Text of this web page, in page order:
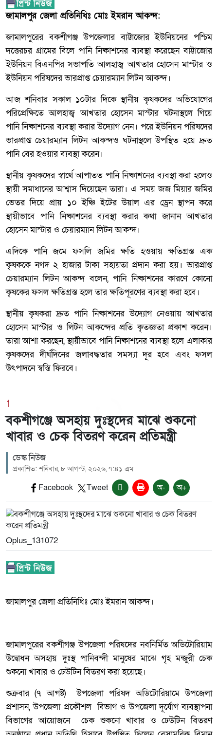
জামালপুর জেলা প্রতিনিধিঃ মোঃ ইমরান আকন্দ:
জামালপুরের বকশীগঞ্জ উপজেলার বাট্টাজোর ইউনিয়নের পশ্চিম
দত্তেরচর গ্রামের বিলে পানি নিষ্কাশনের ব্যবস্থা করেছেন বাট্টাজোর
ইউনিয়ন বিএনপির সভাপতি আলহাজ্ব আখতার হোসেন মাস্টার ও
ইউনিয়ন পরিষদের ভারপ্রাপ্ত চেয়ারম্যান লিটন আকন্দ।
আজ শনিবার সকাল ১০টার দিকে স্থানীয় কৃষকদের অভিযোগের
পরিপ্রেক্ষিতে আলহাজ্ব আখতার হোসেন মাস্টার ঘটনাস্থলে গিয়ে
পানি নিষ্কাশনের ব্যবস্থা করার উদ্যোগ নেন। পরে ইউনিয়ন পরিষদের
ভারপ্রাপ্ত চেয়ারম্যান লিটন আকন্দও ঘটনাস্থলে উপস্থিত হয়ে দ্রুত
পানি বের হওয়ার ব্যবস্থা করেন।
স্থানীয় কৃষকদের স্বার্থে আপাতত পানি নিষ্কাশনের ব্যবস্থা করা হলেও
স্থায়ী সমাধানের আশ্বাস দিয়েছেন তারা। এ সময় জজ মিয়ার জমির
ভেতর দিয়ে প্রায় ১০ ইঞ্চি ইটের উয়াল এর ড্রেন স্থাপন করে
স্থায়ীভাবে পানি নিষ্কাশনের ব্যবস্থা করার কথা জানান আখতার
হোসেন মাস্টার ও চেয়ারম্যান লিটন আকন্দ।
এদিকে পানি জমে ফসলি জমির ক্ষতি হওয়ায় ক্ষতিগ্রস্ত এক
কৃষককে নগদ ২ হাজার টাকা সহায়তা প্রদান করা হয়। ভারপ্রাপ্ত
চেয়ারম্যান লিটন আকন্দ বলেন, পানি নিষ্কাশনের কারণে কোনো
কৃষকের ফসল ক্ষতিগ্রস্ত হলে তার ক্ষতিপূরণের ব্যবস্থা করা হবে।
স্থানীয় কৃষকরা দ্রুত পানি নিষ্কাশনের উদ্যোগ নেওয়ায় আখতার
হোসেন মাস্টার ও লিটন আকন্দের প্রতি কৃতজ্ঞতা প্রকাশ করেন।
তারা আশা করছেন, স্থায়ীভাবে পানি নিষ্কাশনের ব্যবস্থা হলে এলাকার
কৃষকদের দীর্ঘদিনের জলাবদ্ধতার সমস্যা দূর হবে এবং ফসল
উৎপাদনে স্বস্তি ফিরবে।
1
বকশীগঞ্জে অসহায় দুঃস্থদের মাঝে শুকনো
খাবার ও চেক বিতরণ করেন প্রতিমন্ত্রী
ডেস্ক নিউজ
প্রকাশিত: শনিবার, ৮ আগস্ট, ২০২৬, ৭:৪১ এম
Facebook Tweet অ- অ+
Oplus_131072
জামালপুর জেলা প্রতিনিধিঃ মোঃ ইমরান আকন্দ।
জামালপুরের বকশীগঞ্জ উপজেলা পরিষদের নবনির্মিত অডিটোরিয়াম
উদ্বোধন অসহায় দুঃস্থ পানিবন্দী মানুষের মাঝে গৃহ মন্জুরী চেক
শুকনো খাবার ও ঢেউটিন বিতরণ করা হয়েছে।
শুক্রবার (৭ আগষ্ট) উপজেলা পরিষদ অডিটোরিয়ামে উপজেলা
প্রশাসন, উপজেলা প্রকৌশল বিভাগ ও উপজেলা দূর্যোগ ব্যবস্থাপনা
বিভাগের আয়োজনে চেক শুকনো খাবার ও ঢেউটিন বিতরণ